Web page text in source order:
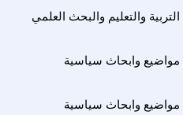
التربية والتعليم والبحث العلمي
مواضيع وابحاث سياسية
مواضيع وابحاث سياسية